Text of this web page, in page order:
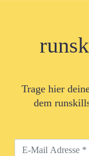
Trage hier
dem